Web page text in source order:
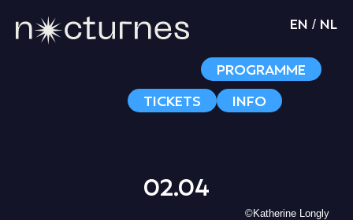
PROGRAMME
TICKETS
INFO
EN / NL
02.04
©Katherine Longly